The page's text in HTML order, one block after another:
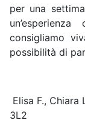
per una
consigliamo
possibilità di
Elisa F., Chiara
3L2